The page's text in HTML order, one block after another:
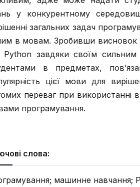
у конкурентному
загальних задач
в мовам. Зробивши висновок
завдяки своїм
в предметах,
цієї мови для
переваг при використанні
програмування.
слова:
машинне навчання;